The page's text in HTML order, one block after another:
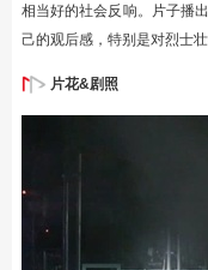
相当好的社会反响。片子播
己的观后感，特别是对烈士壮
片花&剧照